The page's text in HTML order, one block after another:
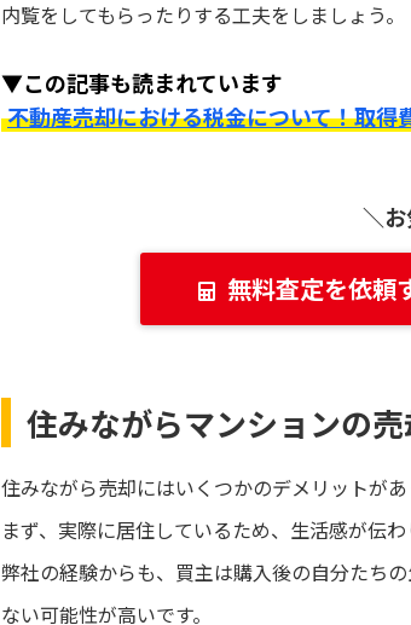
内覧をしてもらったりする工夫をしましょう。
▼この記事も読まれています
不動産売却における税金について！取得
＼
無料査定を依頼
住みながらマンションの
住みながら売却にはいくつかのデメリットがあ
まず、実際に居住しているため、生活感が伝
弊社の経験からも、買主は購入後の自分たち
ない可能性が高いです。